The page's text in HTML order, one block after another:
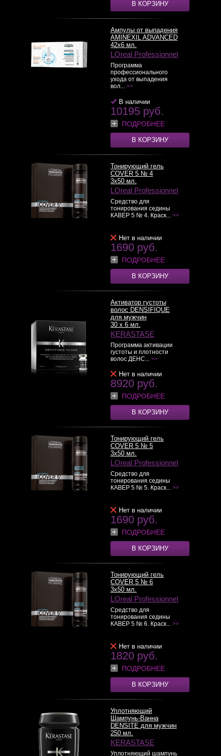
В КОРЗИНУ
Ампулы от выпадения
AMINEXIL ADVANCED
42x6 мл.
LOreal Professionnel
Программа
профессионального
ухода от выпадения
вол... >>
В наличии
10195 руб.
ПОДРОБНЕЕ
В КОРЗИНУ
Тонирующий гель
COVER 5 № 4
3x50 мл.
LOreal Professionnel
Средство для
тонирования седины
КАВЕР 5 № 4. Краск... >>
Нет в наличии
1690 руб.
ПОДРОБНЕЕ
В КОРЗИНУ
Активатор густоты
волос DENSIFIQUE
для мужчин
30 x 6 мл.
KERASTASE
Программа активации
густоты и плотности
волос ДЕНС... >>
Нет в наличии
8920 руб.
ПОДРОБНЕЕ
В КОРЗИНУ
Тонирующий гель
COVER 5 № 5
3x50 мл.
LOreal Professionnel
Средство для
тонирования седины
КАВЕР 5 № 5. Краск... >>
Нет в наличии
1690 руб.
ПОДРОБНЕЕ
В КОРЗИНУ
Тонирующий гель
COVER 5 № 6
3x50 мл.
LOreal Professionnel
Средство для
тонирования седины
КАВЕР 5 № 6. Краск... >>
Нет в наличии
1820 руб.
ПОДРОБНЕЕ
В КОРЗИНУ
Уплотняющий
Шампунь-Ванна
DENSITE для мужчин
250 мл.
KERASTASE
Уплотняющий шампунь